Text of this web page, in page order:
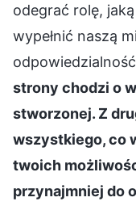
odegrać rolę,
wypełnić naszą
strony chodzi o
stworzonej. Z
wszystkiego, co
twoich
przynajmniej do